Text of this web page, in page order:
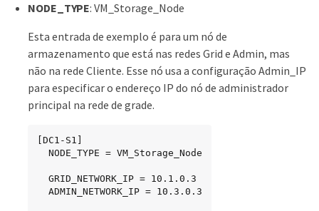
NODE_TYPE: VM_Storage_Node
Esta entrada de exemplo é para um nó de
armazenamento que está nas redes Grid e Admin, mas
não na rede Cliente. Esse nó usa a configuração Admin_IP
para especificar o endereço IP do nó de administrador
principal na rede de grade.
[DC1-S1]